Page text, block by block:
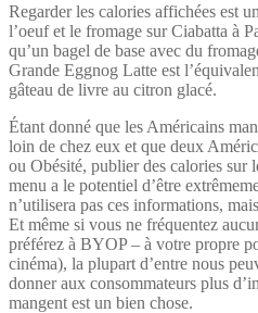
Regarder les calories affichées est
l’oeuf et le fromage sur Ciabatta à
qu’un bagel de base avec du
Grande Eggnog Latte est
gâteau de livre au citron glacé.
Étant donné que les Américains
loin de chez eux et que deux
ou Obésité, publier des calories sur
menu a le potentiel d’être
n’utilisera pas ces informations,
Et même si vous ne fréquentez
préférez à BYOP – à votre propre
cinéma), la plupart d’entre nous
donner aux consommateurs plus
mangent est un bien chose.